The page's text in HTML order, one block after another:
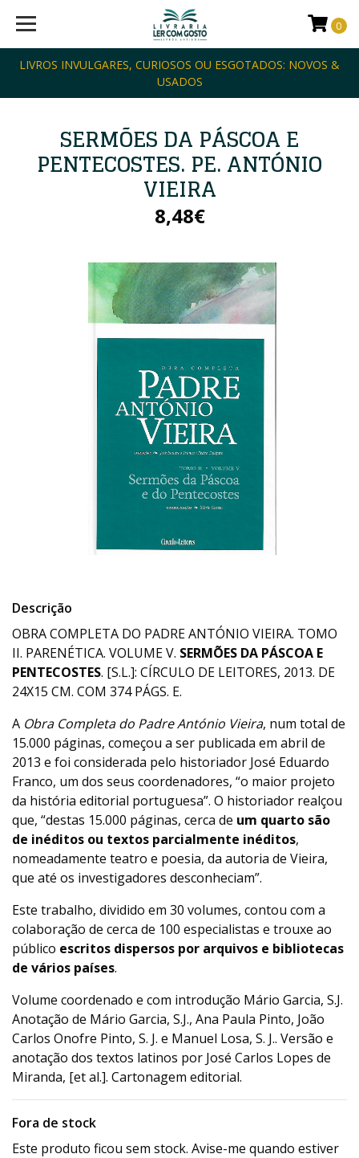
LIVROS INVULGARES, CURIOSOS OU ESGOTADOS: NOVOS &
USADOS
0
SERMÕES DA PÁSCOA E
PENTECOSTES. PE. ANTÓNIO
VIEIRA
8,48€
Descrição
OBRA COMPLETA DO PADRE ANTÓNIO VIEIRA. TOMO
II. PARENÉTICA. VOLUME V. SERMÕES DA PÁSCOA E
PENTECOSTES. [S.L.]: CÍRCULO DE LEITORES, 2013. DE
24X15 CM. COM 374 PÁGS. E.
A Obra Completa do Padre António Vieira, num total de
15.000 páginas, começou a ser publicada em abril de
2013 e foi considerada pelo historiador José Eduardo
Franco, um dos seus coordenadores, “o maior projeto
da história editorial portuguesa”. O historiador realçou
que, “destas 15.000 páginas, cerca de um quarto são
de inéditos ou textos parcialmente inéditos,
nomeadamente teatro e poesia, da autoria de Vieira,
que até os investigadores desconheciam”.
Este trabalho, dividido em 30 volumes, contou com a
colaboração de cerca de 100 especialistas e trouxe ao
público escritos dispersos por arquivos e bibliotecas
de vários países.
Volume coordenado e com introdução Mário Garcia, S.J.
Anotação de Mário Garcia, S.J., Ana Paula Pinto, João
Carlos Onofre Pinto, S. J. e Manuel Losa, S. J.. Versão e
anotação dos textos latinos por José Carlos Lopes de
Miranda, [et al.]. Cartonagem editorial.
Fora de stock
Este produto ficou sem stock. Avise-me quando estiver